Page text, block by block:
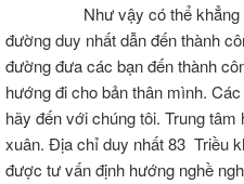
Như vậy có thể khẳng
đường duy nhất dẫn đến thành
đường đưa các bạn đến thành
hướng đi cho bản thân mình.
hãy đến với chúng tôi. Trung
xuân. Địa chỉ duy nhất 83 Triều
được tư vấn định hướng nghề